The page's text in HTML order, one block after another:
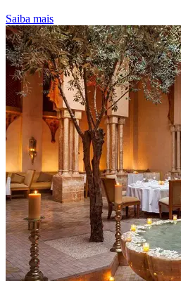
Saiba mais